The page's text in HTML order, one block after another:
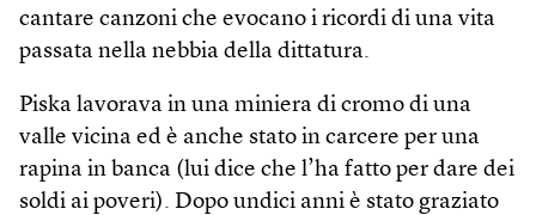
cantare canzoni che evocano i ricordi di una vita
passata nella nebbia della dittatura.
Piska lavorava in una miniera di cromo di una
valle vicina ed è anche stato in carcere per una
rapina in banca (lui dice che l’ha fatto per dare dei
soldi ai poveri). Dopo undici anni è stato graziato